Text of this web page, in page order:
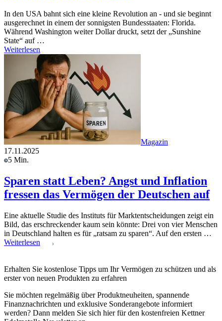
In den USA bahnt sich eine kleine Revolution an - und sie beginnt
ausgerechnet in einem der sonnigsten Bundesstaaten: Florida.
Während Washington weiter Dollar druckt, setzt der „Sunshine
State“ auf …
Weiterlesen
Magazin
17.11.2025
5 Min.
Sparen statt Leben? Angst und Inflation
fressen das Vermögen der Deutschen auf
Eine aktuelle Studie des Instituts für Marktentscheidungen zeigt ein
Bild, das erschreckender kaum sein könnte: Drei von vier Menschen
in Deutschland halten es für „ratsam zu sparen“. Auf den ersten …
Weiterlesen
Erhalten Sie kostenlose Tipps um Ihr Vermögen zu schützen und als
erster von neuen Produkten zu erfahren
Sie möchten regelmäßig über Produktneuheiten, spannende
Finanznachrichten und exklusive Sonderangebote informiert
werden? Dann melden Sie sich hier für den kostenfreien Kettner